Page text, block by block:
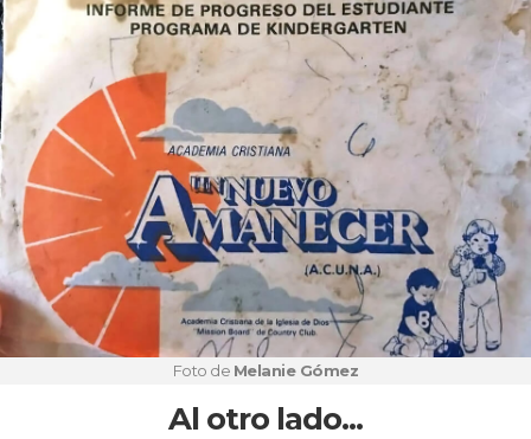
Foto de Melanie Gómez
Al otro lado...